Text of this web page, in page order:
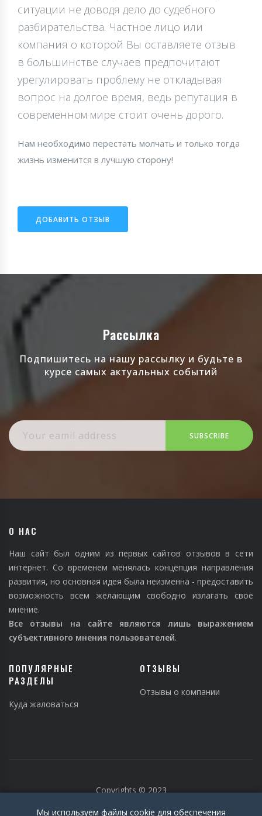
ситуации не доводя дело до судебного
разбирательства. Частное лицо или
компания о которой Вы оставляете отзыв
в большинстве случаев предпочитают
урегулировать проблему не откладывая
вопрос на долгое время, ведь репутация в
современном мире стоит очень дорого.
Нам необходимо перестать молчать и только тогда
жизнь изменится в лучшую сторону!
ДОБАВИТЬ ОТЗЫВ
Рассылка
Подпишитесь на нашу рассылку и будьте в
курсе самых актуальных событий
SUBSCRIBE
О НАС
Наш сайт был одним из первых сайтов отзывов в сети
интернет. Со временем менялась концепция направления
развития, но основная идея была неизменна - предоставить
возможность всем желающим свободно излагать свое
мнение.
Все отзывы на сайте являются лишь выражением
субъективного мнения пользователей.
ПОПУЛЯРНЫЕ
РАЗДЕЛЫ
Куда жаловаться
ОТЗЫВЫ
Отзывы о компании
Copyrights © 2023
Мы используем файлы cookie для обеспечения